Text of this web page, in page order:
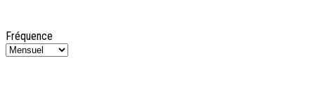
Fréquence